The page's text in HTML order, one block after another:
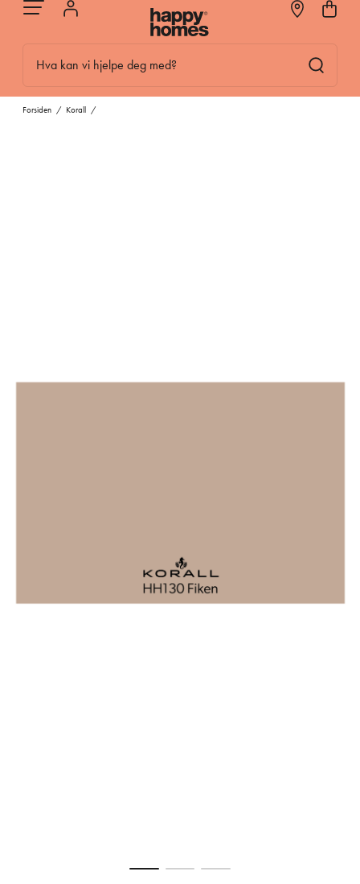
Hva kan vi hjelpe deg med?
Forsiden / Korall /